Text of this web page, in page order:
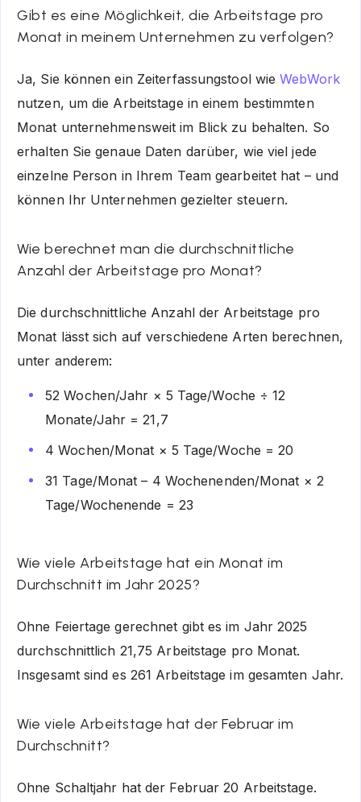
Gibt es eine Möglichkeit, die Arbeitstage pro
Monat in meinem Unternehmen zu verfolgen?
Ja, Sie können ein Zeiterfassungstool wieWebWork
nutzen, um die Arbeitstage in einem bestimmten
Monat unternehmensweit im Blick zu behalten. So
erhalten Sie genaue Daten darüber, wie viel jede
einzelne Person in Ihrem Team gearbeitet hat – und
können Ihr Unternehmen gezielter steuern.
Wie berechnet man die durchschnittliche
Anzahl der Arbeitstage pro Monat?
Die durchschnittliche Anzahl der Arbeitstage pro
Monat lässt sich auf verschiedene Arten berechnen,
unter anderem:
52 Wochen/Jahr × 5 Tage/Woche ÷ 12
Monate/Jahr = 21,7
4 Wochen/Monat × 5 Tage/Woche = 20
31 Tage/Monat – 4 Wochenenden/Monat × 2
Tage/Wochenende = 23
Wie viele Arbeitstage hat ein Monat im
Durchschnitt im Jahr 2025?
Ohne Feiertage gerechnet gibt es im Jahr 2025
durchschnittlich 21,75 Arbeitstage pro Monat.
Insgesamt sind es 261 Arbeitstage im gesamten Jahr.
Wie viele Arbeitstage hat der Februar im
Durchschnitt?
Ohne Schaltjahr hat der Februar 20 Arbeitstage.